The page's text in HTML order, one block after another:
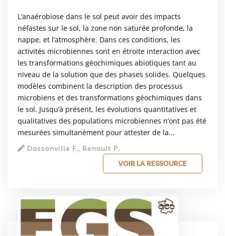
L’anaérobiose dans le sol peut avoir des impacts
néfastes sur le sol, la zone non saturée profonde, la
nappe, et l’atmosphère. Dans ces conditions, les
activités microbiennes sont en étroite interaction avec
les transformations géochimiques abiotiques tant au
niveau de la solution que des phases solides. Quelques
modèles combinent la description des processus
microbiens et des transformations géochimiques dans
le sol. Jusqu’à présent, les évolutions quantitatives et
qualitatives des populations microbiennes n’ont pas été
mesurées simultanément pour attester de la...
Dassonville F., Renault P.
VOIR LA RESSOURCE